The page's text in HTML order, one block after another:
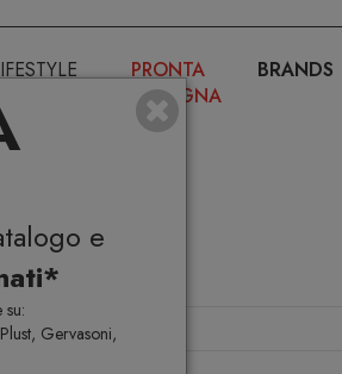
e
Gervasoni,
PRONTA
CONSEGNA
BRANDS